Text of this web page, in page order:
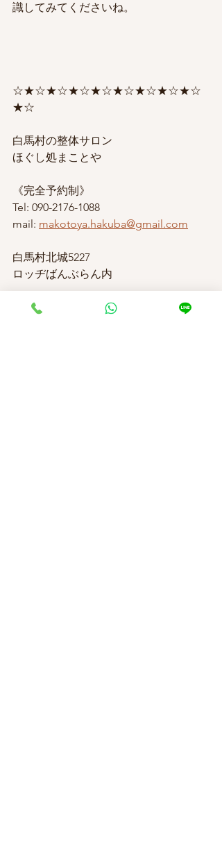
識してみてくださいね。
☆★☆★☆★☆★☆★☆★☆★☆★☆
★☆
白馬村の整体サロン
ほぐし処まことや
《完全予約制》
Tel: 090-2176-1088
mail: makotoya.hakuba@gmail.com
白馬村北城5227
ロッヂばんぶらん内
営業時間 : 10:00~20:00まで(当日の予約